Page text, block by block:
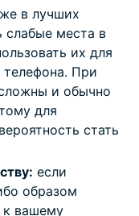
в лучших
слабые места в
их для
телефона. При
и обычно
для
стать
если
образом
к вашему